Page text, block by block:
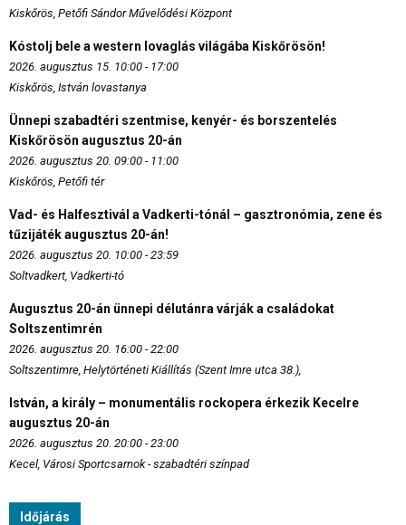
Kiskőrös, Petőfi Sándor Művelődési Központ
Kóstolj bele a western lovaglás világába Kiskőrösön!
2026. augusztus 15. 10:00 - 17:00
Kiskőrös, István lovastanya
Ünnepi szabadtéri szentmise, kenyér- és borszentelés
Kiskőrösön augusztus 20-án
2026. augusztus 20. 09:00 - 11:00
Kiskőrös, Petőfi tér
Vad- és Halfesztivál a Vadkerti-tónál – gasztronómia, zene és
tűzijáték augusztus 20-án!
2026. augusztus 20. 10:00 - 23:59
Soltvadkert, Vadkerti-tó
Augusztus 20-án ünnepi délutánra várják a családokat
Soltszentimrén
2026. augusztus 20. 16:00 - 22:00
Soltszentimre, Helytörténeti Kiállítás (Szent Imre utca 38.),
István, a király – monumentális rockopera érkezik Kecelre
augusztus 20-án
2026. augusztus 20. 20:00 - 23:00
Kecel, Városi Sportcsarnok - szabadtéri színpad
Időjárás